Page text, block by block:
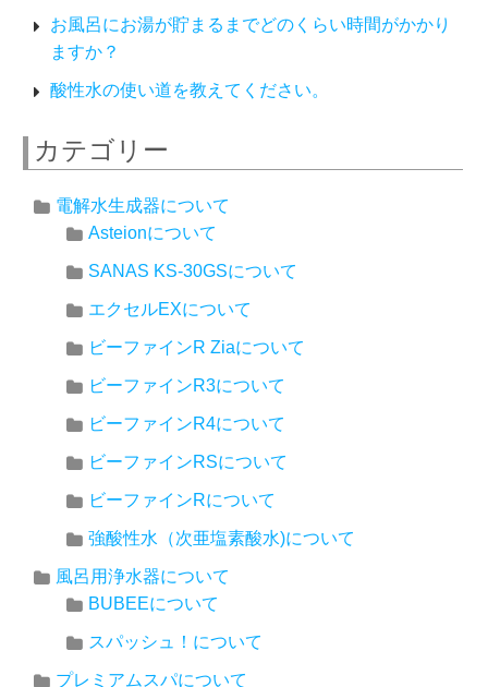
お風呂にお湯が貯まるまでどのくらい時間がかかり
ますか？
酸性水の使い道を教えてください。
カテゴリー
電解水生成器について
Asteionについて
SANAS KS-30GSについて
エクセルEXについて
ビーファインR Ziaについて
ビーファインR3について
ビーファインR4について
ビーファインRSについて
ビーファインRについて
強酸性水（次亜塩素酸水)について
風呂用浄水器について
BUBEEについて
スパッシュ！について
プレミアムスパについて